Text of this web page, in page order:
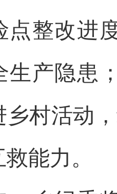
点整改进
生产隐患
乡村活动
能力。